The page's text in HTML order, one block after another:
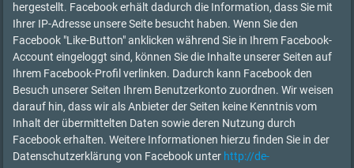
hergestellt. Facebook erhält dadurch die Information, dass Sie mit
Ihrer IP-Adresse unsere Seite besucht haben. Wenn Sie den
Facebook "Like-Button" anklicken während Sie in Ihrem Facebook-
Account eingeloggt sind, können Sie die Inhalte unserer Seiten auf
Ihrem Facebook-Profil verlinken. Dadurch kann Facebook den
Besuch unserer Seiten Ihrem Benutzerkonto zuordnen. Wir weisen
darauf hin, dass wir als Anbieter der Seiten keine Kenntnis vom
Inhalt der übermittelten Daten sowie deren Nutzung durch
Facebook erhalten. Weitere Informationen hierzu finden Sie in der
Datenschutzerklärung von Facebook unter http://de-